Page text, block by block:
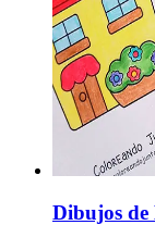
Dibujos de